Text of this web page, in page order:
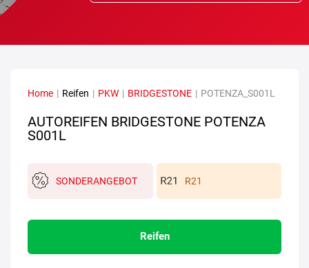
Home | Reifen | PKW | BRIDGESTONE | POTENZA_S001L
AUTOREIFEN BRIDGESTONE POTENZA
S001L
SONDERANGEBOT R21
Reifen